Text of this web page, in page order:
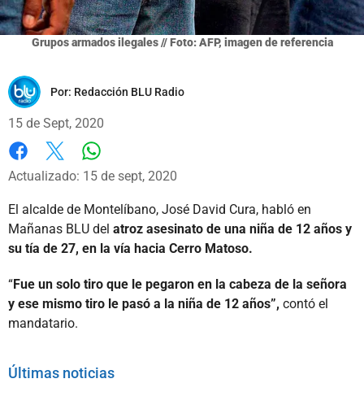
Grupos armados ilegales // Foto: AFP, imagen de referencia
Por: Redacción BLU Radio
15 de Sept, 2020
Facebook
X
Actualizado: 15 de sept, 2020
El alcalde de Montelíbano, José David Cura, habló en
Mañanas BLU del atroz asesinato de una niña de 12 años y
su tía de 27, en la vía hacia Cerro Matoso.
“Fue un solo tiro que le pegaron en la cabeza de la señora
y ese mismo tiro le pasó a la niña de 12 años”, contó el
mandatario.
Últimas noticias